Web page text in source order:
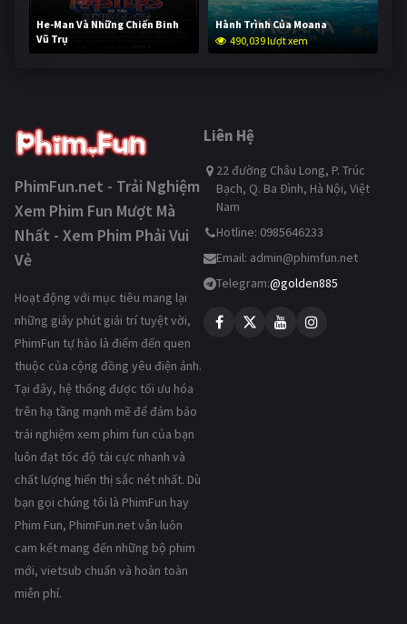
He-Man Và Những Chiến Binh
Vũ Trụ
238,616 lượt xem
Hành Trình Của Moana
490,039 lượt xem
PhimFun.net - Trải Nghiệm
Xem Phim Fun Mượt Mà
Nhất - Xem Phim Phải Vui
Vẻ
Hoạt động với mục tiêu mang lại
những giây phút giải trí tuyệt vời,
PhimFun tự hào là điểm đến quen
thuộc của cộng đồng yêu điện ảnh.
Tại đây, hệ thống được tối ưu hóa
trên hạ tầng mạnh mẽ để đảm bảo
trải nghiệm xem phim fun của bạn
luôn đạt tốc độ tải cực nhanh và
chất lượng hiển thị sắc nét nhất. Dù
bạn gọi chúng tôi là PhimFun hay
Phim Fun, PhimFun.net vẫn luôn
cam kết mang đến những bộ phim
mới, vietsub chuẩn và hoàn toàn
miễn phí.
Liên Hệ
22 đường Châu Long, P. Trúc
Bạch, Q. Ba Đình, Hà Nội, Việt
Nam
Hotline: 0985646233
Email: admin@phimfun.net
Telegram:@golden885